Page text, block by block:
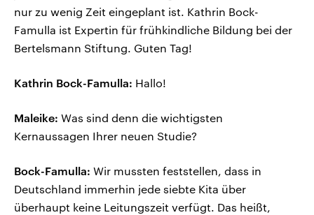
nur zu wenig Zeit eingeplant ist. Kathrin Bock-
Famulla ist Expertin für frühkindliche Bildung bei der
Bertelsmann Stiftung. Guten Tag!
Kathrin Bock-Famulla: Hallo!
Maleike: Was sind denn die wichtigsten
Kernaussagen Ihrer neuen Studie?
Bock-Famulla: Wir mussten feststellen, dass in
Deutschland immerhin jede siebte Kita über
überhaupt keine Leitungszeit verfügt. Das heißt,